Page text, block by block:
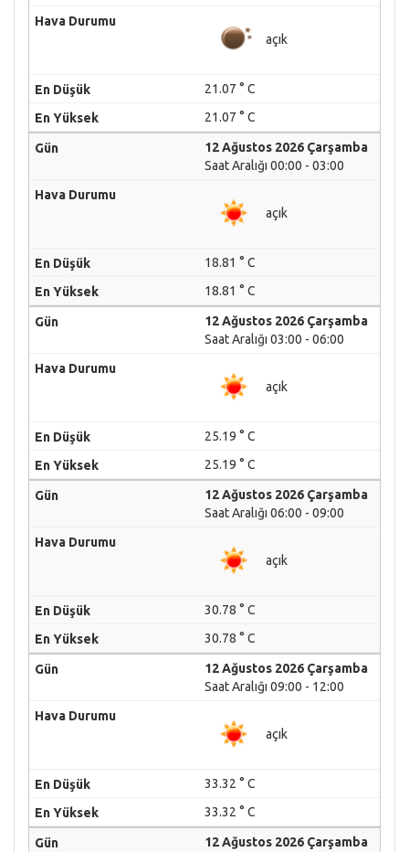
açık
21.07 ° C
21.07 ° C
12 Ağustos 2026 Çarşamba
Saat Aralığı 00:00 - 03:00
açık
18.81 ° C
18.81 ° C
12 Ağustos 2026 Çarşamba
Saat Aralığı 03:00 - 06:00
açık
25.19 ° C
25.19 ° C
12 Ağustos 2026 Çarşamba
Saat Aralığı 06:00 - 09:00
açık
30.78 ° C
30.78 ° C
12 Ağustos 2026 Çarşamba
Saat Aralığı 09:00 - 12:00
açık
33.32 ° C
33.32 ° C
12 Ağustos 2026 Çarşamba